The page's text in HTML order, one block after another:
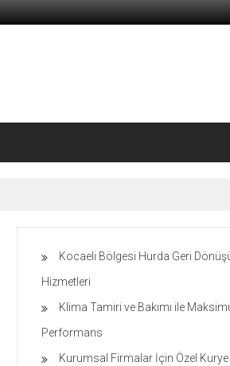
Kocaeli Bölgesi Hurda Geri
Hizmetleri
Klima Tamiri ve Bakımı ile
Performans
Kurumsal Firmalar İçin Özel